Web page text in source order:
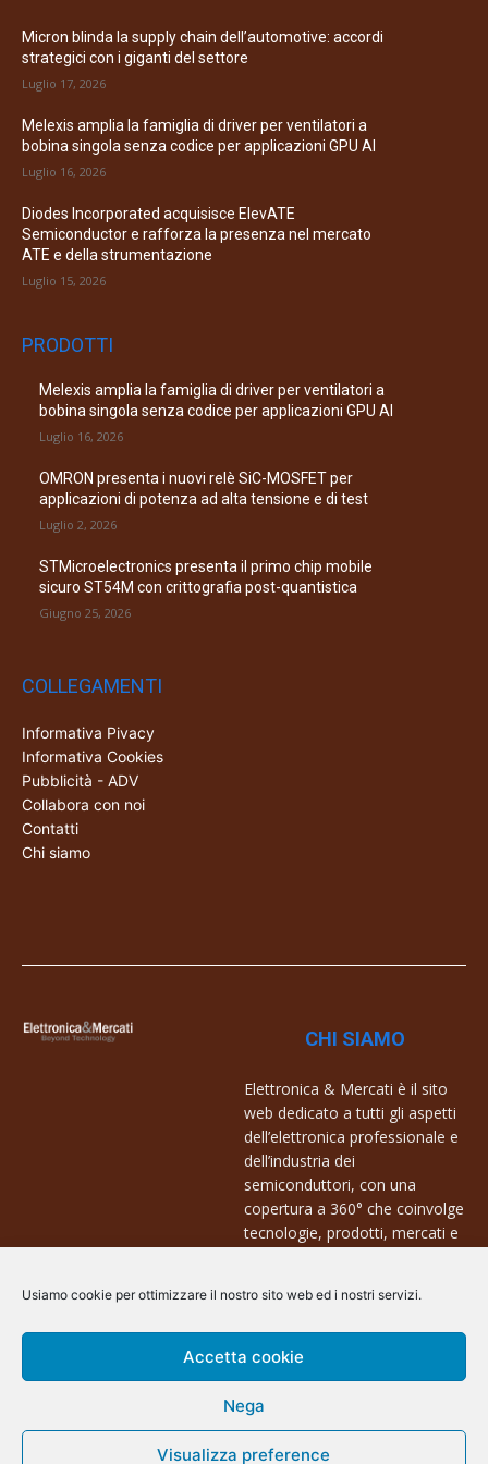
Usiamo cookie per ottimizzare il nostro sito web ed i nostri servizi.
Accetta cookie
Nega
Visualizza preference
Micron blinda la supply chain dell’automotive: accordi
strategici con i giganti del settore
Luglio 17, 2026
Melexis amplia la famiglia di driver per ventilatori a
bobina singola senza codice per applicazioni GPU AI
Luglio 16, 2026
Diodes Incorporated acquisisce ElevATE
Semiconductor e rafforza la presenza nel mercato
ATE e della strumentazione
Luglio 15, 2026
PRODOTTI
Melexis amplia la famiglia di driver per ventilatori a
bobina singola senza codice per applicazioni GPU AI
Luglio 16, 2026
OMRON presenta i nuovi relè SiC-MOSFET per
applicazioni di potenza ad alta tensione e di test
Luglio 2, 2026
STMicroelectronics presenta il primo chip mobile
sicuro ST54M con crittografia post-quantistica
Giugno 25, 2026
COLLEGAMENTI
Informativa Pivacy
Informativa Cookies
Pubblicità - ADV
Collabora con noi
Contatti
Chi siamo
CHI SIAMO
Elettronica & Mercati è il sito
web dedicato a tutti gli aspetti
dell’elettronica professionale e
dell’industria dei
semiconduttori, con una
copertura a 360° che coinvolge
tecnologie, prodotti, mercati e
Contatti:
info@arscommunication.it
@ArsCommunication 2023